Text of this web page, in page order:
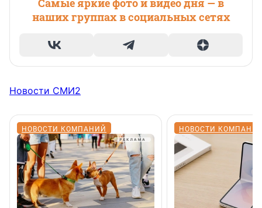
Самые яркие фото и видео дня — в
наших группах в социальных сетях
Новости СМИ2
НОВОСТИ КОМПАНИЙ НОВОСТИ